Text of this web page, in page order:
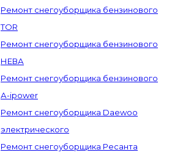
Ремонт снегоуборщика бензинового
TOR
Ремонт снегоуборщика бензинового
НЕВА
Ремонт снегоуборщика бензинового
А-ipower
Ремонт снегоуборщика Daewoo
электрического
Ремонт снегоуборщика Ресанта